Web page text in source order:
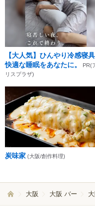
【大人気】ひんやり冷感寝
快適な睡眠をあなたに。
PR(
リスプラザ)
炭味家 (大阪/創作料理)
大阪 大阪 バー